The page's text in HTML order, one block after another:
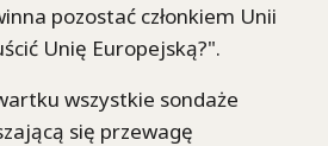
pozostać członkiem Unii
Unię Europejską?".
wszystkie sondaże
się przewagę